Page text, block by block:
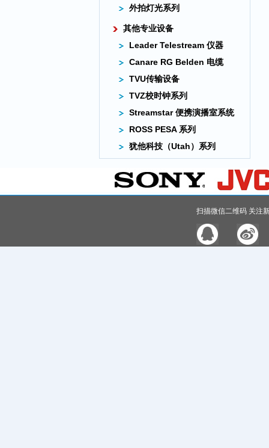
外拍灯光系列
其他专业设备
Leader Telestream 仪器
Canare RG Belden 电缆
TVU传输设备
TVZ校时钟系列
Streamstar 便携演播室系统
ROSS PESA 系列
犹他科技（Utah）系列
扫描微信二维码 关注